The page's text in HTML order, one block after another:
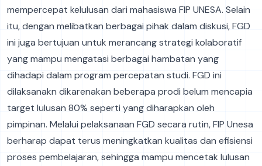
mempercepat kelulusan dari mahasiswa FIP UNESA. Selain
itu, dengan melibatkan berbagai pihak dalam diskusi, FGD
ini juga bertujuan untuk merancang strategi kolaboratif
yang mampu mengatasi berbagai hambatan yang
dihadapi dalam program percepatan studi. FGD ini
dilaksanakn dikarenakan beberapa prodi belum mencapia
target lulusan 80% seperti yang diharapkan oleh
pimpinan. Melalui pelaksanaan FGD secara rutin, FIP Unesa
berharap dapat terus meningkatkan kualitas dan efisiensi
proses pembelajaran, sehingga mampu mencetak lulusan